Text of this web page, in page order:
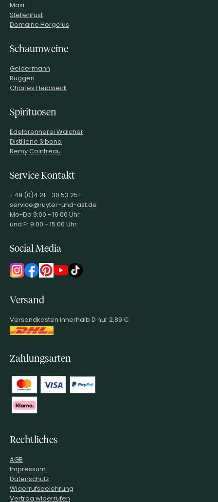
Masi
Stellenrust
Domaine Horgelus
Schaumweine
Geldermann
Ruggeri
Charles Heidsieck
Spirituosen
Edelbrennerei Walcher
Distillerie Sibona
Remy Cointreau
Service Kontakt
+49 (0)4 21 - 30 53 251
service@ruyter-und-ast.de
Mo-Do 9:00 - 16:00 Uhr
und Fr 9:00 - 15:00 Uhr
Social Media
Versand
Versandkosten innerhalb D nur 2,89 €
Zahlungsarten
Rechtliches
AGB
Impressum
Datenschutz
Widerrufsbelehrung
Vertrag widerrufen